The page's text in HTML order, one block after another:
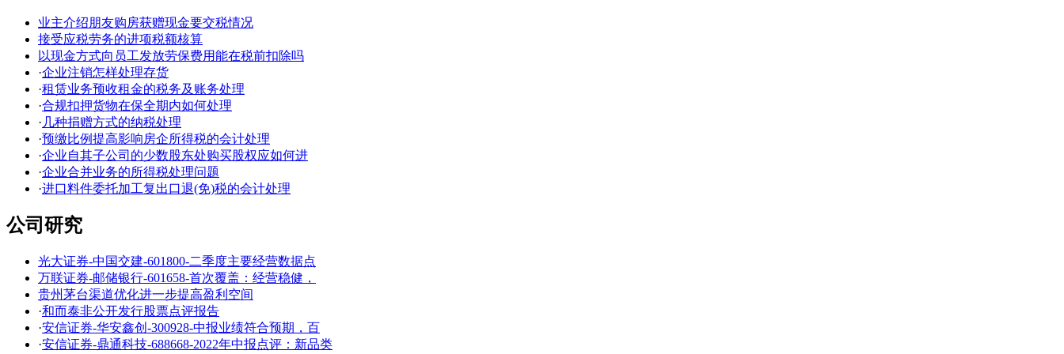
业主介绍朋友购房获赠现金要交税情况
接受应税劳务的进项税额核算
以现金方式向员工发放劳保费用能在税前扣除吗
·企业注销怎样处理存货
·租赁业务预收租金的税务及账务处理
·合规扣押货物在保全期内如何处理
· 几种捐赠方式的纳税处理
·预缴比例提高影响房企所得税的会计处理
·企业自其子公司的少数股东处购买股权应如何进
·企业合并业务的所得税处理问题
·进口料件委托加工复出口退(免)税的会计处理
公司研究
光大证券-中国交建-601800-二季度主要经营数据点
万联证券-邮储银行-601658-首次覆盖：经营稳健，
贵州茅台渠道优化进一步提高盈利空间
·和而泰非公开发行股票点评报告
·安信证券-华安鑫创-300928-中报业绩符合预期，百
·安信证券-鼎通科技-688668-2022年中报点评：新品类